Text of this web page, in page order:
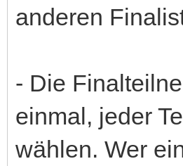
anderen
- Die
einmal, jeder
wählen. Wer